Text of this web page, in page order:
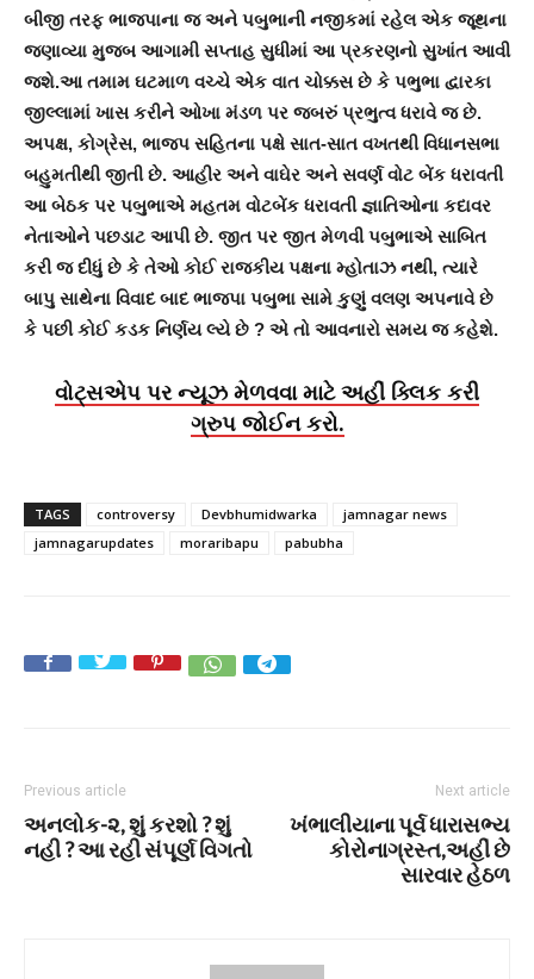
બીજી તરફ ભાજપાના જ અને પબુભાની નજીકમાં રહેલ એક જૂથના
જણાવ્યા મુજબ આગામી સપ્તાહ સુધીમાં આ પ્રકરણનો સુખાંત આવી
જશે.આ તમામ ઘટમાળ વચ્ચે એક વાત ચોક્કસ છે કે પભુભા દ્વારકા
જીલ્લામાં ખાસ કરીને ઓખા મંડળ પર જબરું પ્રભુત્વ ધરાવે જ છે.
અપક્ષ, કોગ્રેસ, ભાજપ સહિતના પક્ષે સાત-સાત વખતથી વિધાનસભા
બહુમતીથી જીતી છે. આહીર અને વાઘેર અને સવર્ણ વોટ બેંક ધરાવતી
આ બેઠક પર પબુભાએ મહતમ વોટબેંક ધરાવતી જ્ઞાતિઓના કદાવર
નેતાઓને પછડાટ આપી છે. જીત પર જીત મેળવી પબુભાએ સાબિત
કરી જ દીધું છે કે તેઓ કોઈ રાજકીય પક્ષના મ્હોતાઝ નથી, ત્યારે
બાપુ સાથેના વિવાદ બાદ ભાજપા પબુભા સામે કુણું વલણ અપનાવે છે
કે પછી કોઈ કડક નિર્ણય લ્યે છે ? એ તો આવનારો સમય જ કહેશે.
વોટ્સએપ પર ન્યૂઝ મેળવવા માટે અહીં ક્લિક કરી
ગ્રુપ જોઈન કરો.
TAGS controversy Devbhumidwarka
jamnagar news
jamnagarupdates
moraribapu pabubha
Previous article
અનલોક-૨, શું કરશો ? શું
નહી ? આ રહી સંપૂર્ણ વિગતો
Next article
ખંભાલીયાના પૂર્વ ધારાસભ્ય
કોરોનાગ્રસ્ત,અહીં છે
સારવાર હેઠળ